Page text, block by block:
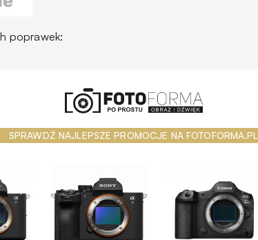
poprawek:
SPRAWDŹ NAJLEPSZE PROMOCJE NA FOTOFORMA.PL